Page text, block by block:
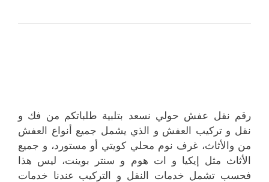
رقم نقل عفش حولي نسعد بتلبية طلباتكم من فك و
نقل و تركيب العفش و الذي يشمل جميع أنواع العفش
من والأثاث، غرف نوم محلي كويتي أو مستورد، و جميع
الأثاث مثل إيكيا و ات هوم و سنتر بوينت، ليس هذا
فحسب تشمل خدمات النقل و التركيب عندنا خدمات